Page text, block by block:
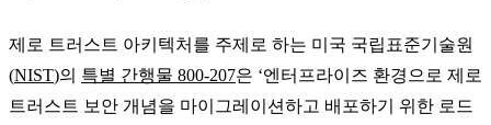
제로 트러스트 아키텍처를 주제로 하는 미국 국립표준기술원
(NIST)의 특별 간행물 800-207은 ‘엔터프라이즈 환경으로 제로
트러스트 보안 개념을 마이그레이션하고 배포하기 위한 로드